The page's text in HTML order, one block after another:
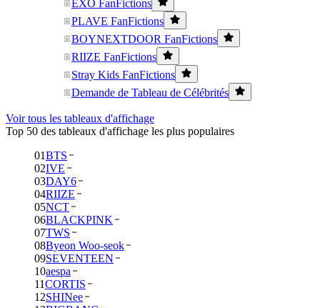
EXO FanFictions
PLAVE FanFictions
BOYNEXTDOOR FanFictions
RIIZE FanFictions
Stray Kids FanFictions
Demande de Tableau de Célébrités
Voir tous les tableaux d'affichage
Top 50 des tableaux d'affichage les plus populaires
01BTS
02IVE
03DAY6
04RIIZE
05NCT
06BLACKPINK
07TWS
08Byeon Woo-seok
09SEVENTEEN
10aespa
11CORTIS
12SHINee